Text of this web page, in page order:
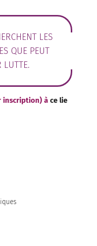
LES
QUE PEUT
LUTTE.
inscription) à ce lie